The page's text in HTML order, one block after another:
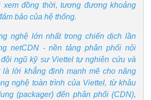
Thị trường
xem đồng thời, tương đương khoảng
bảo của hệ thống.
nghệ lớn nhất trong chiến dịch lần
netCDN - nền tảng phân phối nội
ngũ kỹ sư Viettel tự nghiên cứu và
là lời khẳng định mạnh mẽ cho năng
nghệ toàn trình của Viettel, từ khâu
(packager) đến phân phối (CDN),